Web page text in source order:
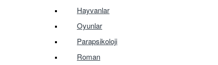
Hayvanlar
Oyunlar
Parapsikoloji
Roman